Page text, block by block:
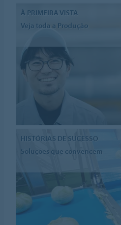
À PRIMEIRA VISTA
Veja toda a Produção
HISTÓRIAS DE SUCESSO
Soluções que convencem